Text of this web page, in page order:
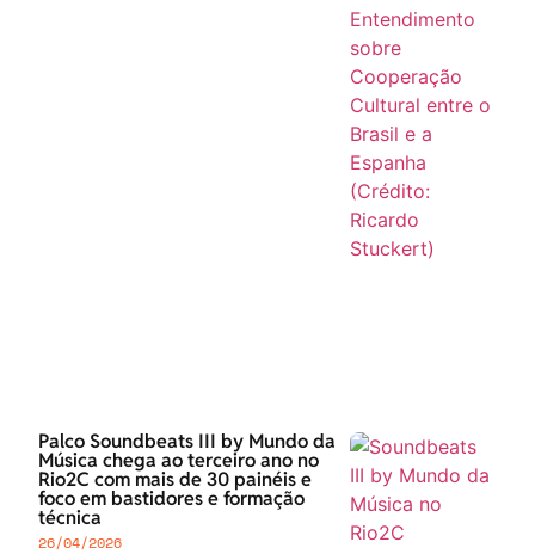
Palco Soundbeats III by Mundo da
Música chega ao terceiro ano no
Rio2C com mais de 30 painéis e
foco em bastidores e formação
técnica
26/04/2026